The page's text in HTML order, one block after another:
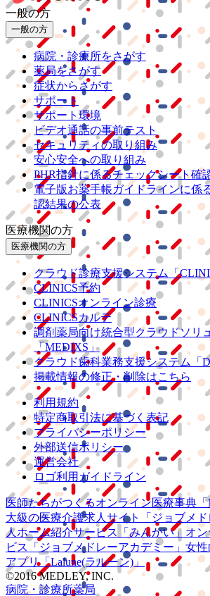
一般の方
一般の方
病院・診療所をさがす
薬局をさがす
症状からさがす
サポート
サポート環境
ビデオ通話の事前テスト
セキュリティの取り組み
安心安全への取り組み
PHR指針に係るチェックシート確
電子版お薬手帳ガイドラインに係
認結果の公表
医療機関の方
医療機関の方
クラウド診療支援システム
「
CLINICS予約
CLINICSオンライン診療
CLINICSカルテ
調剤薬局向け統合型クラウドソリ
「MEDIXS」
クラウド歯科業務支援システム
「
掲載情報の修正・削除はこちら
利用規約
特定商取引法に基づく表記
プライバシーポリシー
外部送信ポリシー
運営会社
ロゴ利用ガイドライン
医師たちがつくるオンライン医療事典
大級の医療介護求人サイト 「ジョブメ
人ホーム紹介サービス
「みんかい」 オ
ビス
「ジョブメドレーアカデミー」 女性
アプリ「Lalune(ラルーン)」
©2016 MEDLEY, INC.
病院・診療所薬局